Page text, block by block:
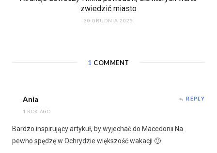
zwiedzić miasto
30 GRUDNIA 2025
1 COMMENT
Ania
1 ROK AGO
REPLY
Bardzo inspirujący artykuł, by wyjechać do Macedonii Na
pewno spędzę w Ochrydzie większość wakacji 🙂